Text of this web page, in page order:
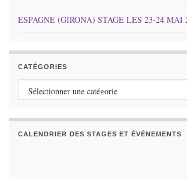
ESPAGNE (GIRONA) STAGE LES 23-24 MAI
CATÉGORIES
Catégories
CALENDRIER DES STAGES ET ÉVÉNEMENTS